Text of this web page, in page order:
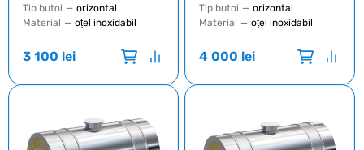
Tip butoi — orizontal
Material — oțel inoxidabil
3 100 lei
Tip butoi — orizontal
Material — oțel inoxidabil
4 000 lei